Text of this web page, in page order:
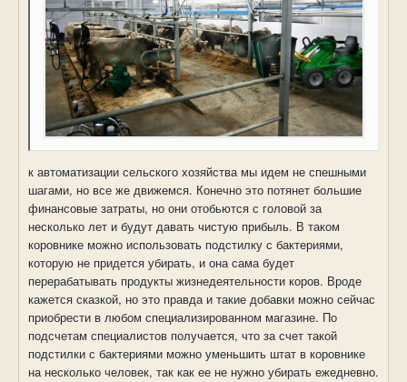
к автоматизации сельского хозяйства мы идем не спешными
шагами, но все же движемся. Конечно это потянет большие
финансовые затраты, но они отобьются с головой за
несколько лет и будут давать чистую прибыль. В таком
коровнике можно использовать подстилку с бактериями,
которую не придется убирать, и она сама будет
перерабатывать продукты жизнедеятельности коров. Вроде
кажется сказкой, но это правда и такие добавки можно сейчас
приобрести в любом специализированном магазине. По
подсчетам специалистов получается, что за счет такой
подстилки с бактериями можно уменьшить штат в коровнике
на несколько человек, так как ее не нужно убирать ежедневно.